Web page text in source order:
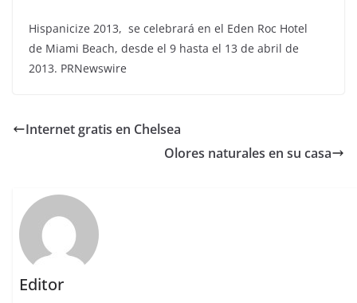
Hispanicize 2013, se celebrará en el Eden Roc Hotel
de Miami Beach, desde el 9 hasta el 13 de abril de
2013. PRNewswire
Internet gratis en Chelsea
Olores naturales en su casa
Editor